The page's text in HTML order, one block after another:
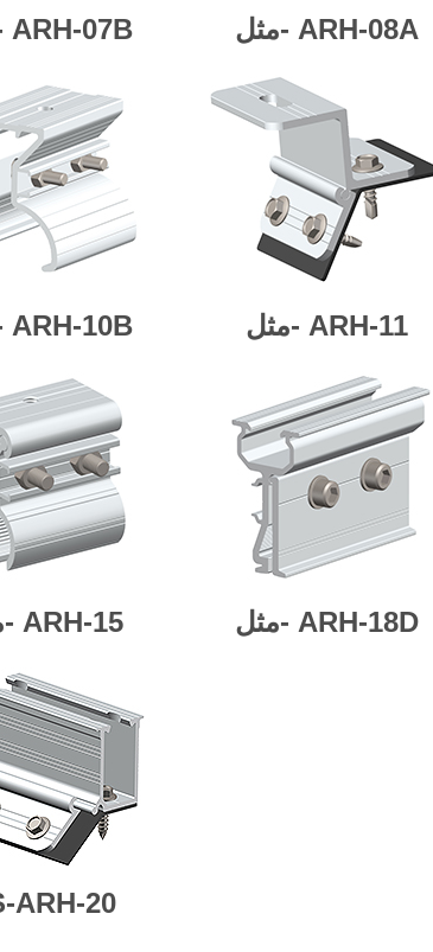
ARH-07B مثل- ARH-08A
ARH-10B مثل- ARH-11
مثل- ARH-15 مثل- ARH-18D
ARH-20